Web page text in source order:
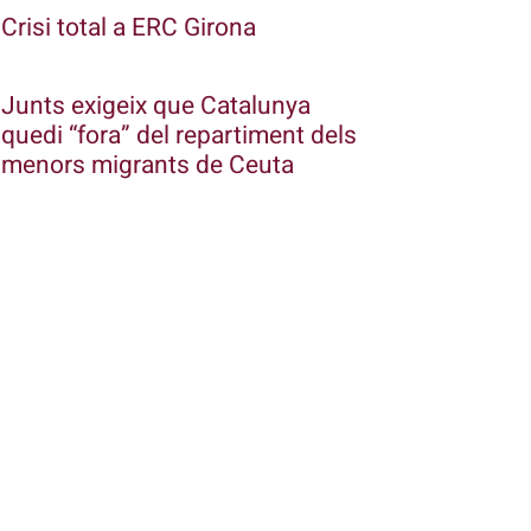
Crisi total a ERC Girona
Junts exigeix que Catalunya
quedi “fora” del repartiment dels
menors migrants de Ceuta